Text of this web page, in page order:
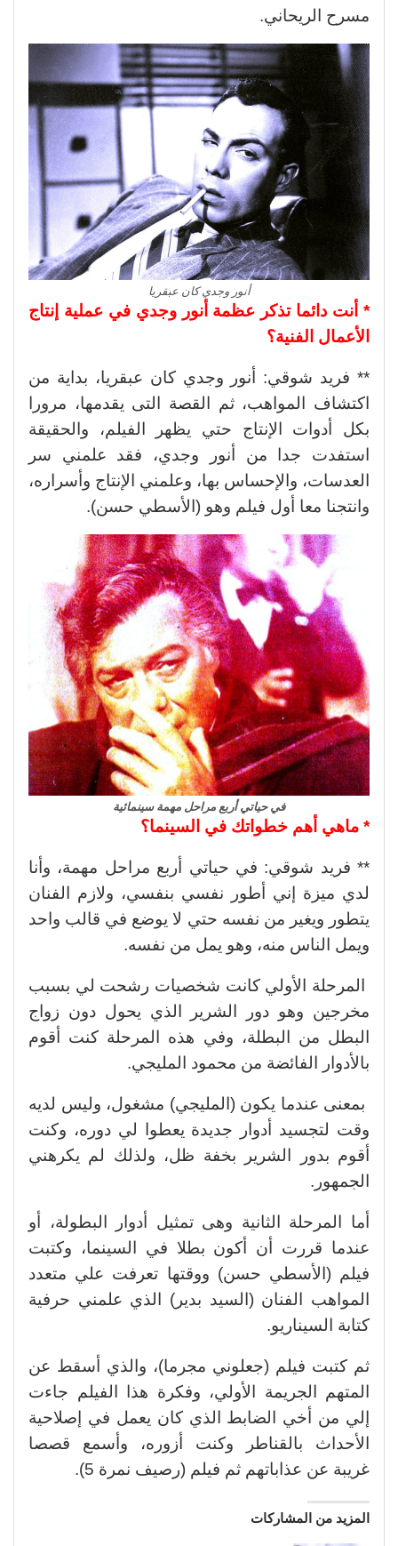
مسرح الريحاني.
أنور وجدي كان عبقريا
* أنت دائما تذكر عظمة أنور وجدي في عملية إنتاج
الأعمال الفنية؟
** فريد شوقي: أنور وجدي كان عبقريا، بداية من
اكتشاف المواهب، ثم القصة التى يقدمها، مرورا
بكل أدوات الإنتاج حتي يظهر الفيلم، والحقيقة
استفدت جدا من أنور وجدي، فقد علمني سر
العدسات، والإحساس بها، وعلمني الإنتاج وأسراره،
وانتجنا معا أول فيلم وهو (الأسطي حسن).
في حياتي أربع مراحل مهمة سينمائية
* ماهي أهم خطواتك في السينما؟
** فريد شوقي: في حياتي أربع مراحل مهمة، وأنا
لدي ميزة إني أطور نفسي بنفسي، ولازم الفنان
يتطور ويغير من نفسه حتي لا يوضع في قالب واحد
ويمل الناس منه، وهو يمل من نفسه.
المرحلة الأولي كانت شخصيات رشحت لي بسبب
مخرجين وهو دور الشرير الذي يحول دون زواج
البطل من البطلة، وفي هذه المرحلة كنت أقوم
بالأدوار الفائضة من محمود المليجي.
بمعنى عندما يكون (المليجي) مشغول، وليس لديه
وقت لتجسيد أدوار جديدة يعطوا لي دوره، وكنت
أقوم بدور الشرير بخفة ظل، ولذلك لم يكرهني
الجمهور.
أما المرحلة الثانية وهى تمثيل أدوار البطولة، أو
عندما قررت أن أكون بطلا في السينما، وكتبت
فيلم (الأسطي حسن) ووقتها تعرفت علي متعدد
المواهب الفنان (السيد بدير) الذي علمني حرفية
كتابة السيناريو.
ثم كتبت فيلم (جعلوني مجرما)، والذي أسقط عن
المتهم الجريمة الأولي، وفكرة هذا الفيلم جاءت
إلي من أخي الضابط الذي كان يعمل في إصلاحية
الأحداث بالقناطر وكنت أزوره، وأسمع قصصا
غريبة عن عذاباتهم ثم فيلم (رصيف نمرة 5).
المزيد من المشاركات